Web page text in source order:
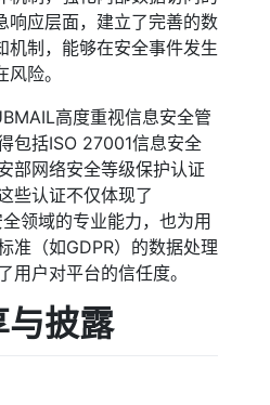
响应层面，建立了完善的数
机制，能够在安全事件发生
险。
高度重视信息安全管
包括ISO 27001信息安全
部网络安全等级保护认证
些认证不仅体现了
领域的专业能力，也为用
准（如GDPR）的数据处理
用户对平台的信任度。
与披露